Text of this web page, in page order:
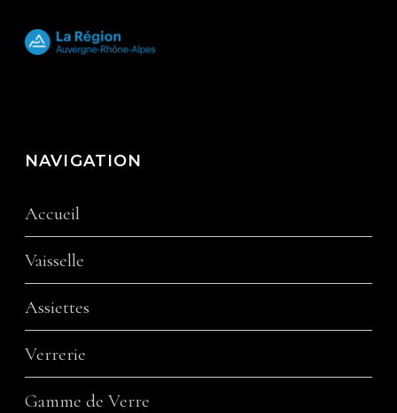
NAVIGATION
Accueil
Vaisselle
Assiettes
Verrerie
Gamme de Verre